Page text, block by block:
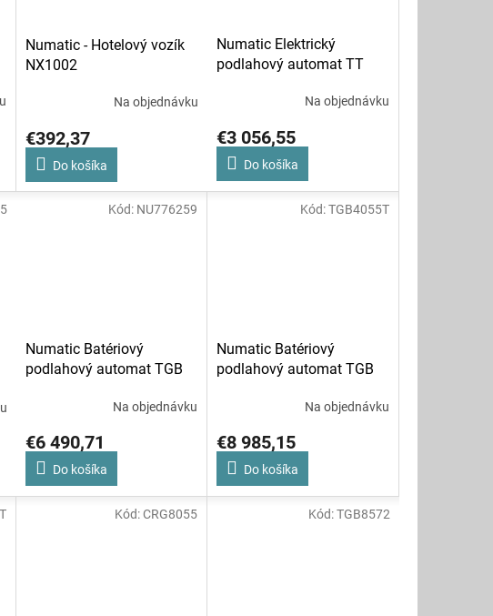
Numatic - Hotelový vozík
NX1002
Na objednávku
€392,37
Do košíka
Numatic Elektrický
podlahový automat TT
Na objednávku
€3 056,55
Do košíka
Numatic Batériový
podlahový automat TGB
Na objednávku
€6 490,71
Do košíka
Kód: NU776259
Numatic Batériový
podlahový automat TGB
Na objednávku
€8 985,15
Do košíka
Kód:TGB4055T
Kód:CRG8055 Kód:TGB8572